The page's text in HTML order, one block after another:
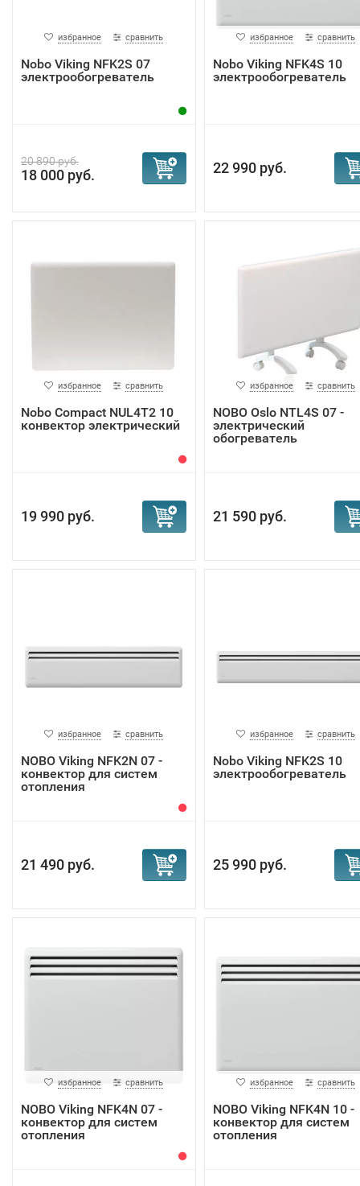
избранное сравнить
Nobo Viking NFK2S 07
электрообогреватель
20 890 руб.
18 000 руб.
избранное сравнить
Nobo Viking NFK4S 10
электрообогреватель
22 990 руб.
избранное сравнить
Nobo Compact NUL4T2 10
конвектор электрический
19 990 руб.
избранное сравнить
NOBO Oslo NTL4S 07 -
электрический
обогреватель
21 590 руб.
избранное сравнить
NOBO Viking NFK2N 07 -
конвектор для систем
отопления
21 490 руб.
избранное сравнить
Nobo Viking NFK2S 10
электрообогреватель
25 990 руб.
избранное сравнить
NOBO Viking NFK4N 07 -
конвектор для систем
отопления
избранное сравнить
NOBO Viking NFK4N 10 -
конвектор для систем
отопления